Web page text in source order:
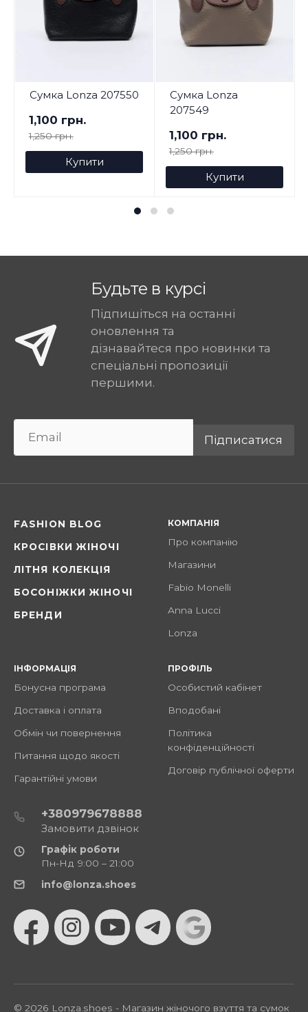
Сумка Lonza 207550
1,100 грн.
1,250 грн.
Купити
Сумка Lonza
207549
1,100 грн.
1,250 грн.
Купити
Будьте в курсі
Підпишіться на останні
оновлення та
дізнавайтеся про новинки та
спеціальні пропозиції
першими.
Підписатися
FASHION BLOG
КРОСІВКИ ЖІНОЧІ
ЛІТНЯ КОЛЕКЦІЯ
БОСОНІЖКИ ЖІНОЧІ
БРЕНДИ
КОМПАНІЯ
Про компанію
Магазини
Fabio Monelli
Anna Lucci
Lonza
ІНФОРМАЦІЯ
Бонусна програма
Доставка і оплата
Обмін чи повернення
Питання щодо якості
Гарантійні умови
ПРОФІЛЬ
Особистий кабінет
Вподобані
Політика
конфіденційності
Договір публічної оферти
+380979678888
Замовити дзвінок
Графік роботи
Пн-Нд 9:00 – 21:00
info@lonza.shoes
© 2026 Lonza.shoes - Магазин жіночого взуття та сумок